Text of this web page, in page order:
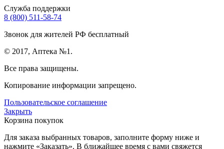
Служба поддержки
8 (800) 511-58-74
Звонок для жителей РФ бесплатный
© 2017, Аптека №1.
Все права защищены.
Копирование информации запрещено.
Пользовательское соглашение
Закрыть
Корзина покупок
Для заказа выбранных товаров, заполните форму ниже и
нажмите «Заказать». В ближайшее время с вами свяжется